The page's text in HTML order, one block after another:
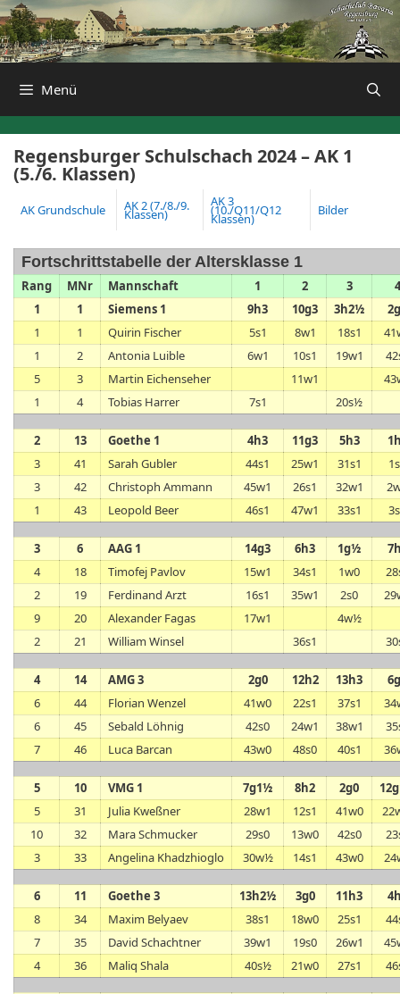
Zum
Inhalt
springen
Menü
Regensburger Schulschach 2024 – AK 1
(5./6. Klassen)
AK Grundschule AK 2 (7./8./9.
Klassen)
AK 3
(10./Q11/Q12
Klassen)
Bilder
Fortschrittstabelle der Altersklasse 1
Rang MNr Mannschaft 1 2 3
4
1
1 Siemens 1 9h3 10g3 3h2½
1
1 Quirin Fischer 5s1 8w1 18s1
1
2 Antonia Luible 6w1 10s1 19w1
5
3 Martin Eichenseher 11w1
1
4 Tobias Harrer 7s1 20s½
2 13 Goethe 1 4h3 11g3 5h3
3
41 Sarah Gubler 44s1 25w1 31s1
3
42 Christoph Ammann 45w1 26s1 32w1
1
43 Leopold Beer 46s1 47w1 33s1
3 6 AAG 1 14g3 6h3 1g½
4
18 Timofej Pavlov 15w1 34s1 1w0
2
19 Ferdinand Arzt 16s1 35w1 2s0
9
20 Alexander Fagas 17w1
4w½
2
21 William Winsel 36s1
4 14 AMG 3 2g0 12h2 13h3
6
44 Florian Wenzel 41w0 22s1 37s1
6
45 Sebald Löhnig 42s0 24w1 38w1
7
46 Luca Barcan 43w0 48s0 40s1
5 10 VMG 1 7g1½ 8h2 2g0
5
31 Julia Kweßner 28w1 12s1 41w0
10
32 Mara Schmucker 29s0 13w0 42s0
3
33 Angelina Khadzhioglo 30w½ 14s1 43w0
6 11 Goethe 3 13h2½ 3g0 11h3
8
34 Maxim Belyaev 38s1 18w0 25s1
7
35 David Schachtner 39w1 19s0 26w1
4
36 Maliq Shala 40s½ 21w0 27s1